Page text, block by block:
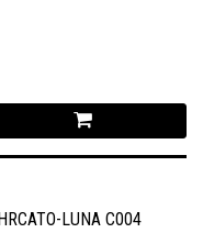
LUNA C004